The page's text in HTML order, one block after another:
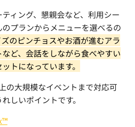
ィング、懇親会など、利用シー
プランからメニューを選べるの
のピンチョスやお酒が進むアラ
ど、会話をしながら食べやすい
トになっています。
の大規模なイベントまで対応可
しいポイントです。